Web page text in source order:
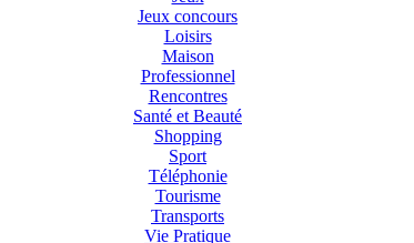
Jeux concours
Loisirs
Maison
Professionnel
Rencontres
Santé et Beauté
Shopping
Sport
Téléphonie
Tourisme
Transports
Vie Pratique